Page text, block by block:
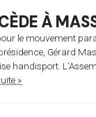
À
le mouvement
Gérard
handisport.
»